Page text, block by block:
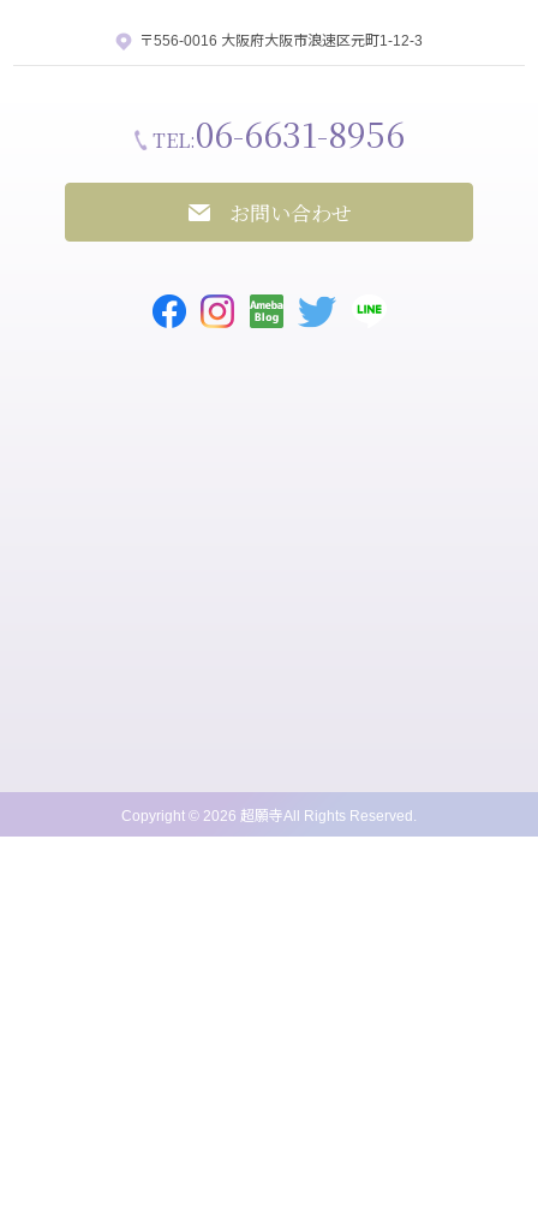
〒556-0016 大阪府大阪市浪速区元町1-12-3
TEL:06-6631-8956
お問い合わせ
Copyright © 2026 超願寺All Rights Reserved.